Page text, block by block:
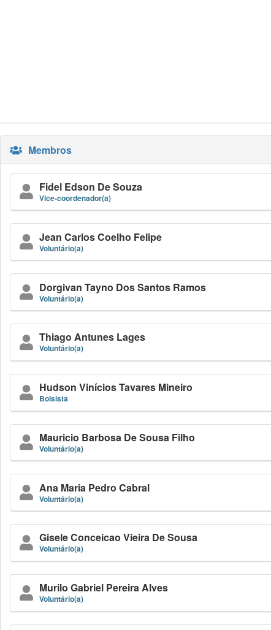
Membros
Fidel Edson De Souza
Vice-coordenador(a)
Jean Carlos Coelho Felipe
Voluntário(a)
Dorgivan Tayno Dos Santos Ramos
Voluntário(a)
Thiago Antunes Lages
Voluntário(a)
Hudson Vinícios Tavares Mineiro
Bolsista
Mauricio Barbosa De Sousa Filho
Voluntário(a)
Ana Maria Pedro Cabral
Voluntário(a)
Gisele Conceicao Vieira De Sousa
Voluntário(a)
Murilo Gabriel Pereira Alves
Voluntário(a)